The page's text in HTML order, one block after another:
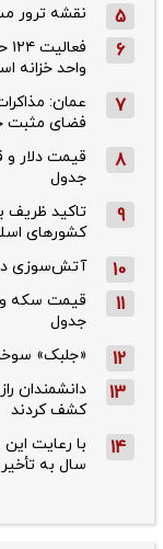
5 نقشه ترور
6
واحد خزانه
7
عمان:
فضای مثبت
8
جدول
9
تاکید ظریف
کشورهای
10 آتش‌سوزی
11
جدول
12 «جلبک»
13
دانشمندان
کشف کردند
14
سال به تأخیر